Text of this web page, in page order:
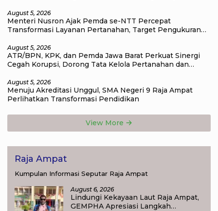
August 5, 2026
Menteri Nusron Ajak Pemda se-NTT Percepat
Transformasi Layanan Pertanahan, Target Pengukuran
August 5, 2026
ATR/BPN, KPK, dan Pemda Jawa Barat Perkuat Sinergi
Cegah Korupsi, Dorong Tata Kelola Pertanahan dan
August 5, 2026
Menuju Akreditasi Unggul, SMA Negeri 9 Raja Ampat
Perlihatkan Transformasi Pendidikan
View More
Raja Ampat
Kumpulan Informasi Seputar Raja Ampat
August 6, 2026
Lindungi Kekayaan Laut Raja Ampat,
GEMPHA Apresiasi Langkah